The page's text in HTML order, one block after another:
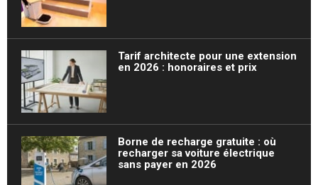
Tarif architecte pour une extension
en 2026 : honoraires et prix
Borne de recharge gratuite : où
recharger sa voiture électrique
sans payer en 2026